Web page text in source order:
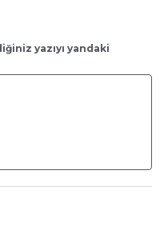
yazıyı yandaki